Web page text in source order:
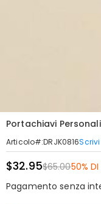
Portachiavi
Articolo#:DRJK0816
$32.95$65.0050%
Pagamento senza